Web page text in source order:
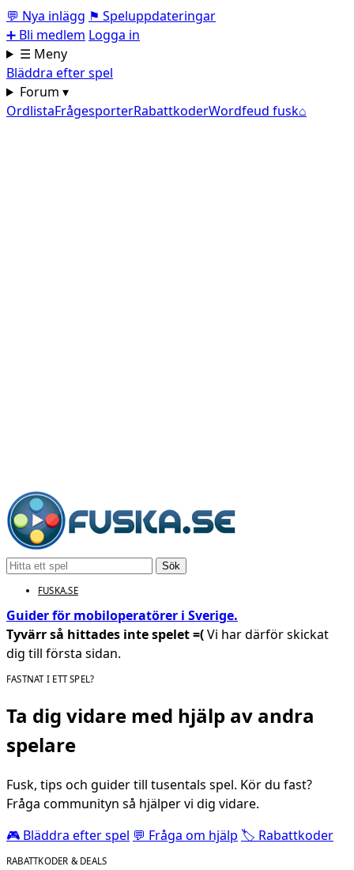
💬 Nya inlägg ⚑ Speluppdateringar
➕ Bli medlem Logga in
☰ Meny
Bläddra efter spel
Forum ▾
OrdlistaFrågesporterRabattkoderWordfeud fusk⌂
Sök
FUSKA.SE
Guider för mobiloperatörer i Sverige.
Tyvärr så hittades inte spelet =(Vi har därför skickat
dig till första sidan.
FASTNAT I ETT SPEL?
Ta dig vidare med hjälp av andra
spelare
Fusk, tips och guider till tusentals spel. Kör du fast?
Fråga communityn så hjälper vi dig vidare.
🎮 Bläddra efter spel 💬 Fråga om hjälp 🏷️ Rabattkoder
RABATTKODER & DEALS